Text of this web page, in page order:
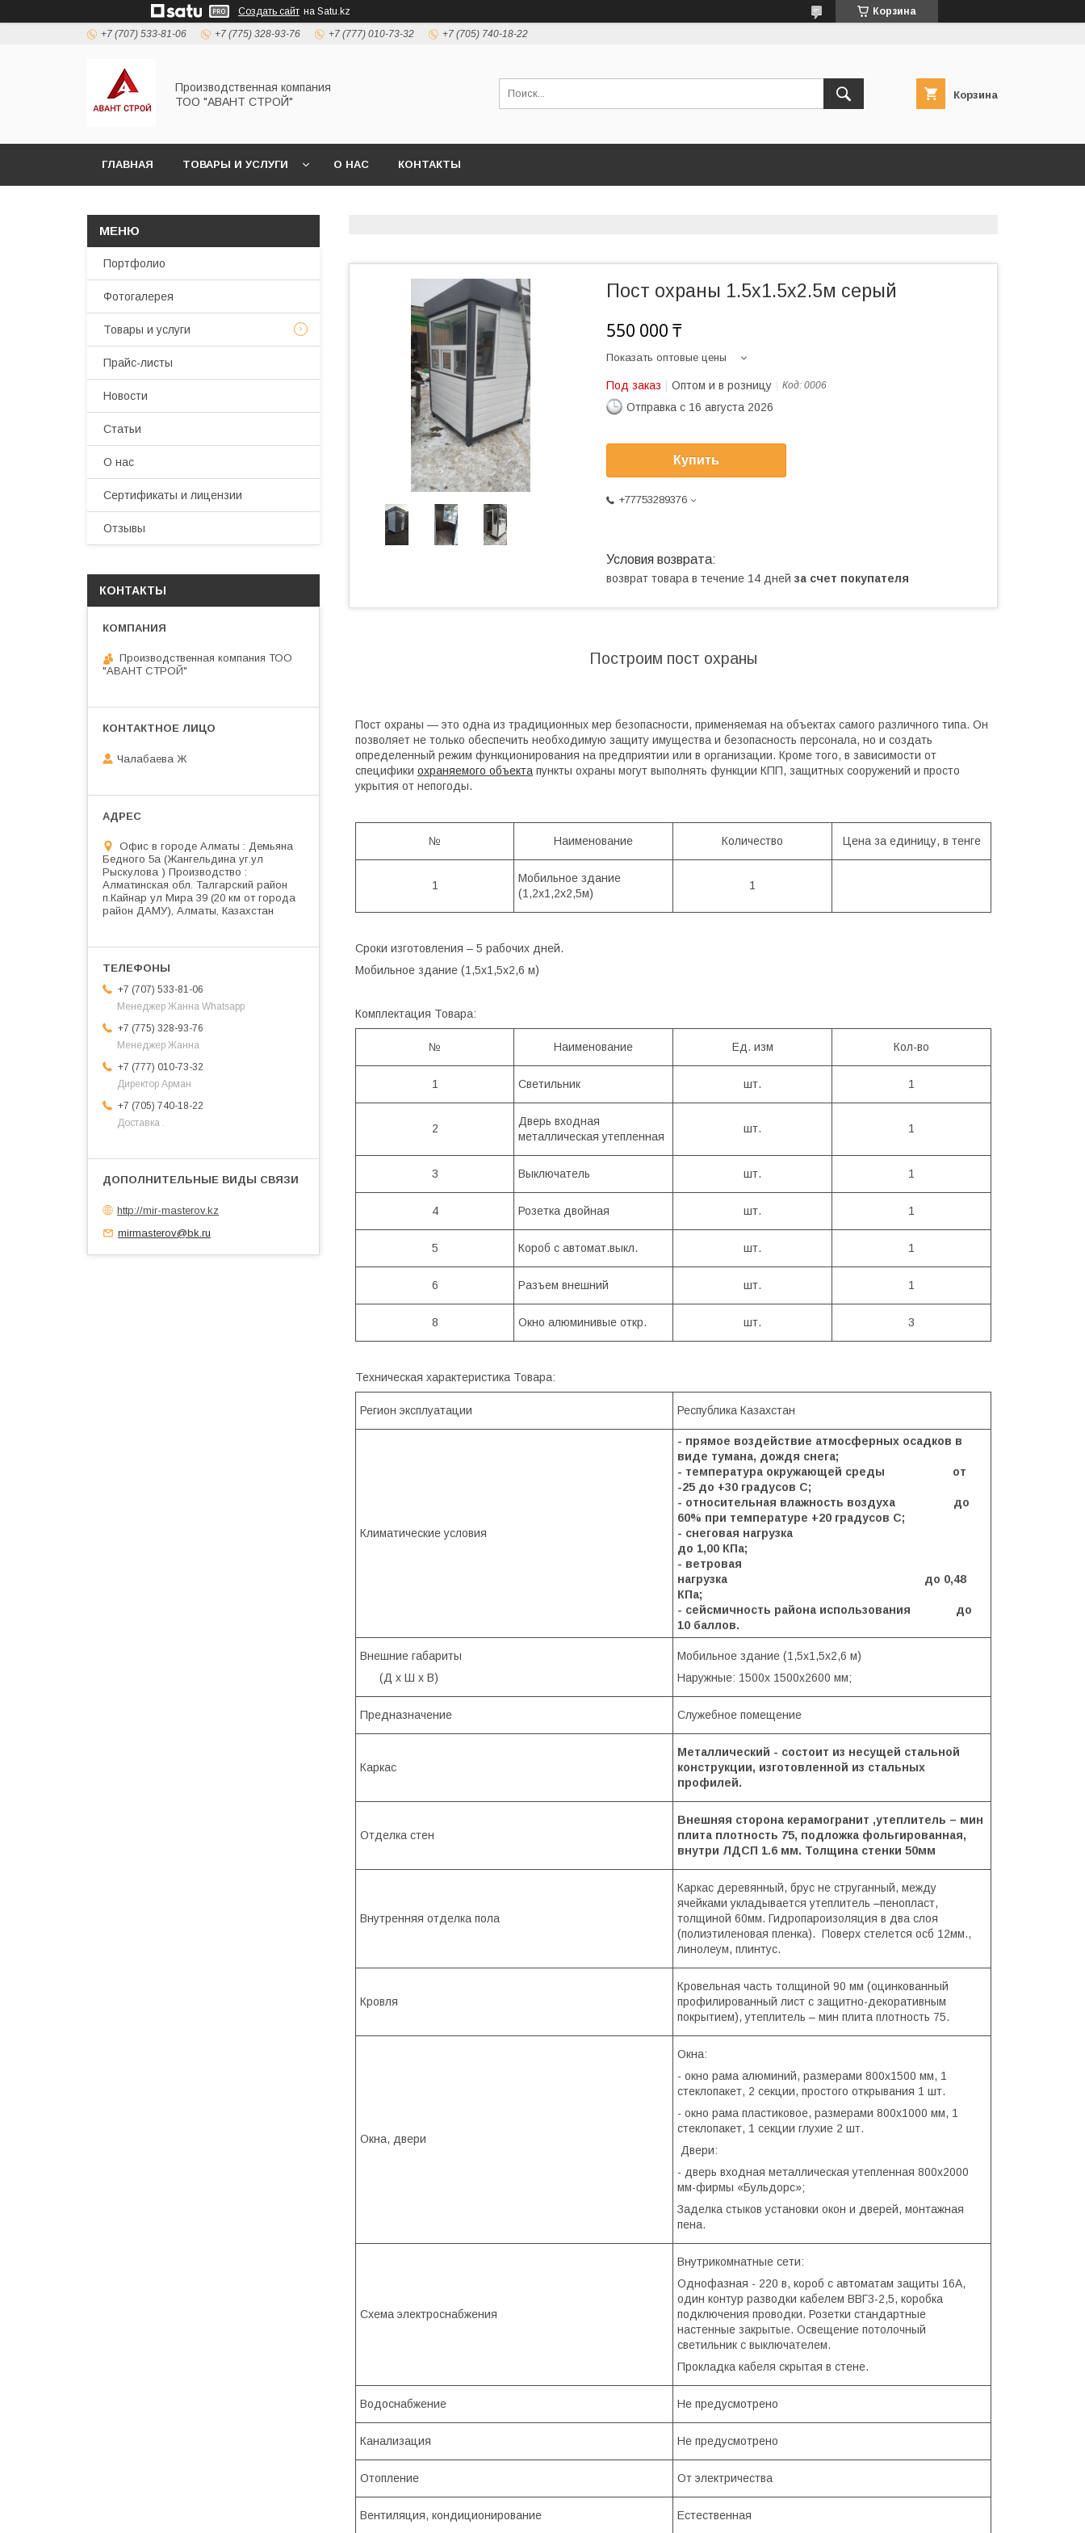
Создать сайт на Satu.kz Корзина
+7 (707) 533-81-06 +7 (775) 328-93-76 +7 (777) 010-73-32 +7 (705) 740-18-22
Производственная компания
ТОО "АВАНТ СТРОЙ"
Корзина
ГЛАВНАЯ ТОВАРЫ И УСЛУГИ О НАС КОНТАКТЫ
Пост охраны 1.5х1.5х2.5м серый
550 000 ₸
Показать оптовые цены
Под заказ Оптом и в розницу Код: 0006
Отправка с 16 августа 2026
Купить
+77753289376
возврат товара в течение 14 дней за счет покупателя
Построим пост охраны
Пост охраны — это одна из традиционных мер безопасности, применяемая на объектах самого различного типа. Он
позволяет не только обеспечить необходимую защиту имущества и безопасность персонала, но и создать
определенный режим функционирования на предприятии или в организации. Кроме того, в зависимости от
специфики охраняемого объекта пункты охраны могут выполнять функции КПП, защитных сооружений и просто
укрытия от непогоды.
№ Наименование Количество Цена за единицу, в тенге
1
Мобильное здание
(1,2х1,2х2,5м)
1
Сроки изготовления – 5 рабочих дней.
Мобильное здание (1,5х1,5х2,6 м)
Комплектация Товара:
№ Наименование Ед. изм Кол-во
1 Светильник шт. 1
2
Дверь входная
металлическая утепленная
шт. 1
3 Выключатель шт. 1
4 Розетка двойная шт. 1
5 Короб с автомат.выкл. шт. 1
6 Разъем внешний шт. 1
8 Окно алюминивые откр. шт. 3
Техническая характеристика Товара:
Регион эксплуатации Республика Казахстан
Климатические условия
- прямое воздействие атмосферных осадков в
виде тумана, дождя снега;
- температура окружающей среды от
-25 до +30 градусов С;
- относительная влажность воздуха до
60% при температуре +20 градусов С;
- снеговая нагрузка
до 1,00 КПа;
- ветровая
нагрузка до 0,48
КПа;
- сейсмичность района использования до
10 баллов.
Внешние габариты
(Д х Ш х В)
Мобильное здание (1,5х1,5х2,6 м)
Наружные: 1500х 1500х2600 мм;
Предназначение Служебное помещение
Каркас
Металлический - состоит из несущей стальной
конструкции, изготовленной из стальных
профилей.
Отделка стен
Внешняя сторона керамогранит ,утеплитель – мин
плита плотность 75, подложка фольгированная,
внутри ЛДСП 1.6 мм. Толщина стенки 50мм
Внутренняя отделка пола
Каркас деревянный, брус не струганный, между
ячейками укладывается утеплитель –пенопласт,
толщиной 60мм. Гидропароизоляция в два слоя
(полиэтиленовая пленка). Поверх стелется осб 12мм.,
линолеум, плинтус.
Кровля
Кровельная часть толщиной 90 мм (оцинкованный
профилированный лист с защитно-декоративным
покрытием), утеплитель – мин плита плотность 75.
Окна, двери
Окна:
- окно рама алюминий, размерами 800х1500 мм, 1
стеклопакет, 2 секции, простого открывания 1 шт.
- окно рама пластиковое, размерами 800х1000 мм, 1
стеклопакет, 1 секции глухие 2 шт.
Двери:
- дверь входная металлическая утепленная 800х2000
мм-фирмы «Бульдорс»;
Заделка стыков установки окон и дверей, монтажная
пена.
Схема электроснабжения
Внутрикомнатные сети:
Однофазная - 220 в, короб с автоматам защиты 16А,
один контур разводки кабелем ВВГ3-2,5, коробка
подключения проводки. Розетки стандартные
настенные закрытые. Освещение потолочный
светильник с выключателем.
Прокладка кабеля скрытая в стене.
Водоснабжение Не предусмотрено
Канализация Не предусмотрено
Отопление От электричества
Вентиляция, кондиционирование Естественная
Портфолио
Фотогалерея
Товары и услуги
Прайс-листы
Новости
Статьи
О нас
Сертификаты и лицензии
Отзывы
КОНТАКТЫ
Производственная компания ТОО
"АВАНТ СТРОЙ"
Чалабаева Ж
Офис в городе Алматы : Демьяна
Бедного 5а (Жангельдина уг.ул
Рыскулова ) Производство :
Алматинская обл. Талгарский район
п.Кайнар ул Мира 39 (20 км от города
район ДАМУ), Алматы, Казахстан
+7 (707) 533-81-06
Менеджер Жанна Whatsapp
+7 (775) 328-93-76
Менеджер Жанна
+7 (777) 010-73-32
Директор Арман
+7 (705) 740-18-22
Доставка .
http://mir-masterov.kz
mirmasterov@bk.ru